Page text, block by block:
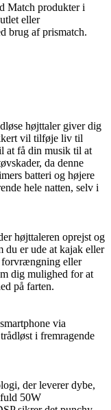
Match produkter i
eller
brug af prismatch.
højttaler giver dig
vil tilføje liv til
at få din musik til at
da denne
batteri og højere
hele natten, selv i
højttaleren oprejst og
du er ude at kajak eller
eller
dig mulighed for at
på farten.
via
i fremragende
der leverer dybe,
50W